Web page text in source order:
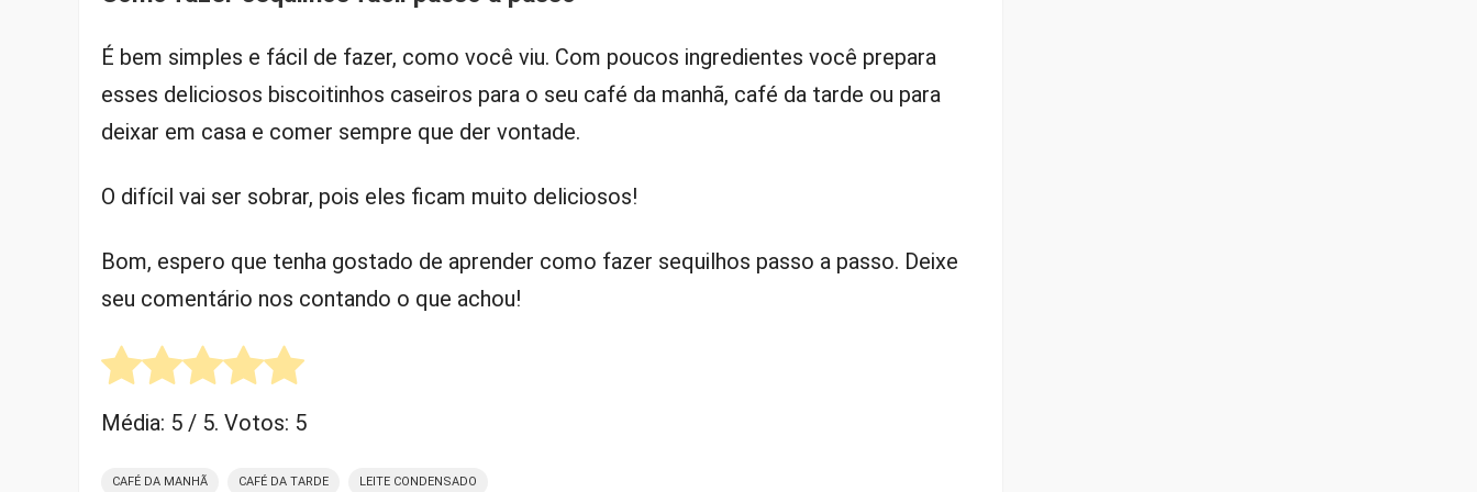
É bem simples e fácil de fazer, como você viu. Com poucos ingredientes você prepara
esses deliciosos biscoitinhos caseiros para o seu café da manhã, café da tarde ou para
deixar em casa e comer sempre que der vontade.
O difícil vai ser sobrar, pois eles ficam muito deliciosos!
Bom, espero que tenha gostado de aprender como fazer sequilhos passo a passo. Deixe
seu comentário nos contando o que achou!
Média: 5 / 5. Votos: 5
CAFÉ DA MANHÃ CAFÉ DA TARDE LEITE CONDENSADO